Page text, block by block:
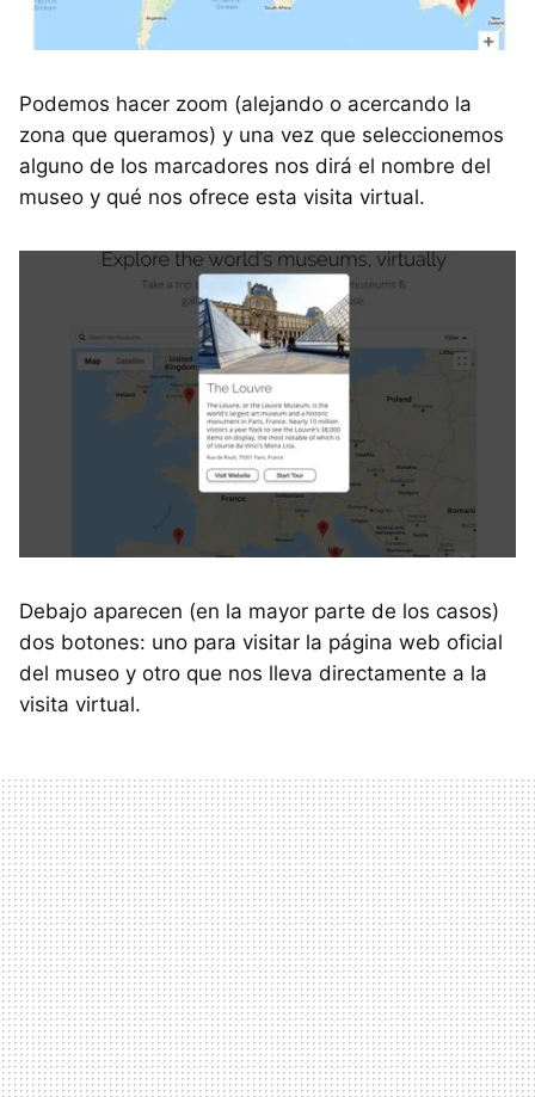
Podemos hacer zoom (alejando o acercando la
zona que queramos) y una vez que seleccionemos
alguno de los marcadores nos dirá el nombre del
museo y qué nos ofrece esta visita virtual.
Debajo aparecen (en la mayor parte de los casos)
dos botones: uno para visitar la página web oficial
del museo y otro que nos lleva directamente a la
visita virtual.